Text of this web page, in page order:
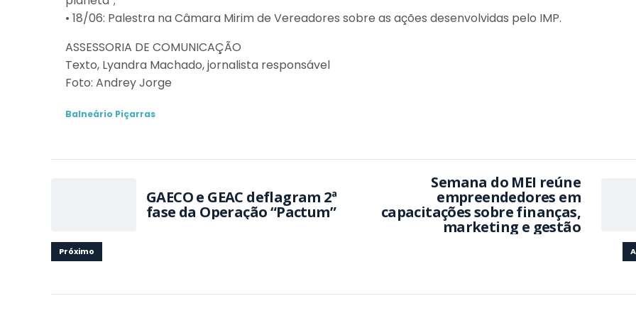
• 18/06: Palestra na Câmara Mirim de Vereadores sobre as ações desenvolvidas pelo IMP.
ASSESSORIA DE COMUNICAÇÃO
Texto, Lyandra Machado, jornalista responsável
Foto: Andrey Jorge
Balneário Piçarras
GAECO e GEAC deflagram 2ª
fase da Operação “Pactum”
Próximo
Semana do MEI reúne
empreendedores em
capacitações sobre finanças,
marketing e gestão